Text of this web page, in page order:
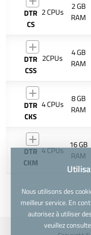
DTR
CS
2 CPUs
2 GB
RAM
DTR
CSS
2CPUs
4 GB
RAM
DTR
CKS
4 CPUs
8 GB
RAM
DTR
CKM
4 CPUs
16 GB
RAM
Nous utilisons des
meilleur service. En
autorisez à utiliser
veuillez